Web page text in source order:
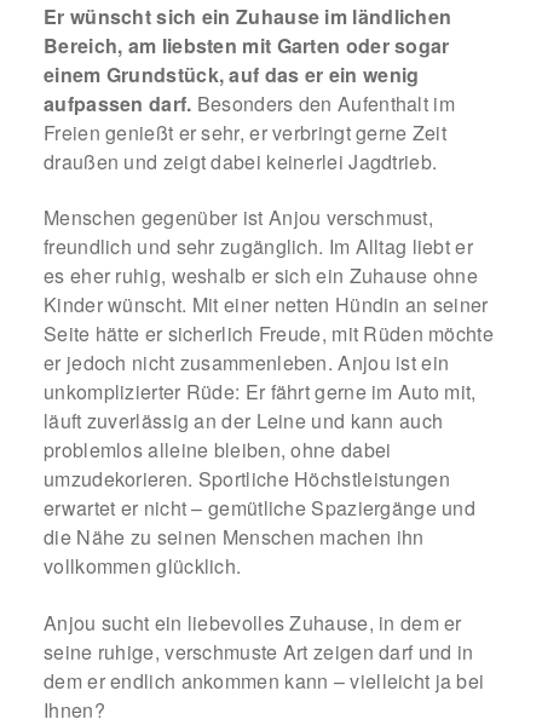
Spenden 2021
Juli bis Dezember 2021
Fördermitgliedschaft
Tierschutz
Auslandstierschutz
Schutzgebühr
Unsere Notnasen
Notnasen in Deutschland
Notnasen noch im Ausland
Notnasen mit Handicap
Wichtige Gedanken vor der Adoption
Er wünscht sich ein Zuhause im ländlichen
Bereich, am liebsten mit Garten oder sogar
einem Grundstück, auf das er ein wenig
aufpassen darf. Besonders den Aufenthalt im
Freien genießt er sehr, er verbringt gerne Zeit
draußen und zeigt dabei keinerlei Jagdtrieb.
Menschen gegenüber ist Anjou verschmust,
freundlich und sehr zugänglich. Im Alltag liebt er
es eher ruhig, weshalb er sich ein Zuhause ohne
Kinder wünscht. Mit einer netten Hündin an seiner
Seite hätte er sicherlich Freude, mit Rüden möchte
er jedoch nicht zusammenleben. Anjou ist ein
unkomplizierter Rüde: Er fährt gerne im Auto mit,
läuft zuverlässig an der Leine und kann auch
problemlos alleine bleiben, ohne dabei
umzudekorieren. Sportliche Höchstleistungen
erwartet er nicht – gemütliche Spaziergänge und
die Nähe zu seinen Menschen machen ihn
vollkommen glücklich.
Anjou sucht ein liebevolles Zuhause, in dem er
seine ruhige, verschmuste Art zeigen darf und in
dem er endlich ankommen kann – vielleicht ja bei
Ihnen?